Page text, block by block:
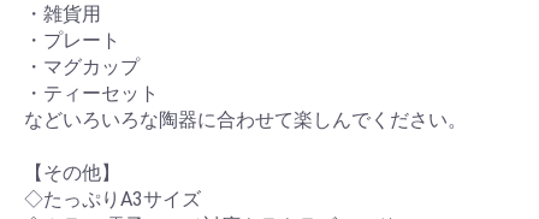
・雑貨用
・プレート
・マグカップ
・ティーセット
などいろいろな陶器に合わせて楽しんでください。
【その他】
◇たっぷりA3サイズ